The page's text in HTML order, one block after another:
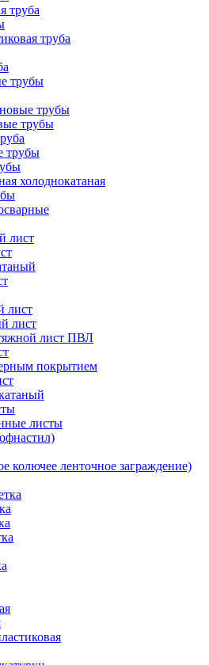
труба
труба
трубы
трубы
трубы
трубы
холоднокатаная
лист
лист
лист
лист ПВЛ
покрытием
листы
колючее ленточное заграждение)